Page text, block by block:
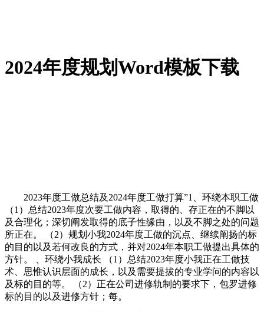
2024年度规划Word模板下载
2023年度工做总结及2024年度工做打算”1、环绕本职工做
（1）总结2023年度次要工做内容，取得的、存正在的不脚以
及合理化；深切阐发取得的底子性缘由，以及不脚之处的问题
所正在。 （2）规划小我2024年度工做的沉点、继续阐扬的标
的目的以及若何改良的方式，并对2024年本职工做提出具体的
方针。 、环绕小我成长 （1）总结2023年度小我正在工做技
术、思惟认识层面的成长，以及需要提拔的专业学问的内容以
及标的目的等。 （2）正在公司进修轨制的要求下，包罗进修
标的目的以及进修方针；每。